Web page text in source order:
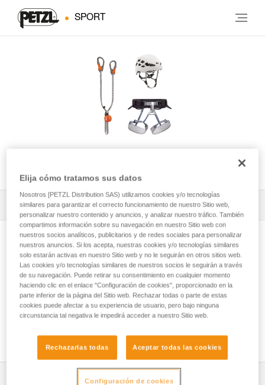
SPORT
Todos los contenidos técnicos 1 Filtrar
Asegurar con una cuerda como
complemento de elementos de amarre con
absorbedor de energía
Descargar ficha técnica (PDF)
Elija cómo tratamos sus datos
Nosotros [PETZL Distribution SAS) utilizamos cookies y/o tecnologías
similares para garantizar el correcto funcionamiento de nuestro Sitio web,
personalizar nuestro contenido y anuncios, y analizar nuestro tráfico. También
compartimos información sobre su navegación en nuestro Sitio web con
nuestros socios analíticos, publicitarios y de redes sociales para personalizar
nuestros anuncios. Si los acepta, nuestras cookies y/o tecnologías similares
solo estarán activas en nuestro Sitio web y no le seguirán en otros sitios web.
Las cookies y/o tecnologías similares de nuestros socios le seguirán a través
de su navegación. Puede retirar su consentimiento en cualquier momento
haciendo clic en el enlace "Configuración de cookies", proporcionado en la
parte inferior de la página del Sitio web. Rechazar todas o parte de estas
cookies puede afectar a su experiencia de usuario, pero bajo ninguna
circunstancia tal negativa le impedirá acceder a nuestro Sitio web.
Rechazarlas todas Aceptar todas las cookies
Configuración de cookies